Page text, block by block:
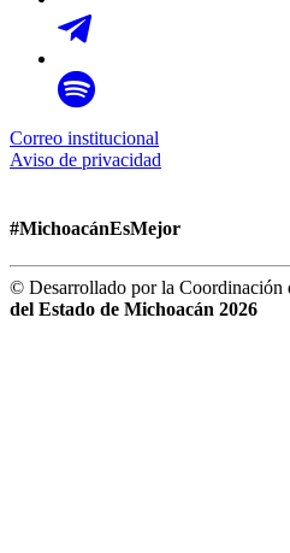
Correo institucional
Aviso de privacidad
#MichoacánEsMejor
© Desarrollado por la Coordinación
del Estado de Michoacán 2026